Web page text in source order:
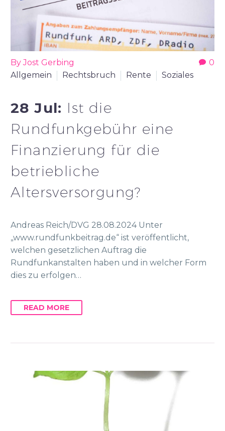
0
By Jost Gerbing
Allgemein
Rechtsbruch Rente Soziales
28 Jul: Ist die
Rundfunkgebühr eine
Finanzierung für die
betriebliche
Altersversorgung?
Andreas Reich/DVG 28.08.2024 Unter
„www.rundfunkbeitrag.de“ ist veröffentlicht,
welchen gesetzlichen Auftrag die
Rundfunkanstalten haben und in welcher Form
dies zu erfolgen…
READ MORE